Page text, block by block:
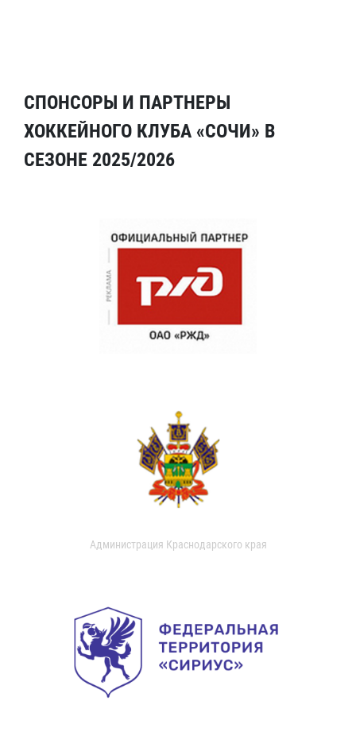
СПОНСОРЫ И ПАРТНЕРЫ
ХОККЕЙНОГО КЛУБА «СОЧИ» В
СЕЗОНЕ 2025/2026
Администрация Краснодарского края